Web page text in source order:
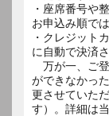
・座席番号や
お申込み順で
・クレジット
に自動で決済さ
万が一、ご
ができなかっ
更させていた
す）。詳細は